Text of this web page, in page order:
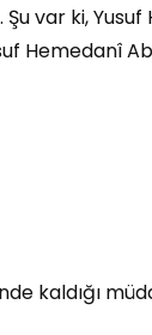
var ki,
Hemedanî
kaldığı